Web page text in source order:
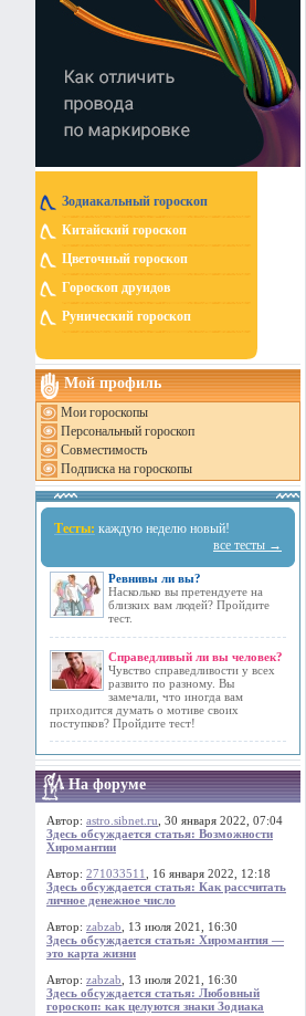
Зодиакальный гороскоп
Китайский гороскоп
Цветочный гороскоп
Гороскоп друидов
Рунический гороскоп
Мой профиль
Мои гороскопы
Персональный гороскоп
Совместимость
Подписка на гороскопы
Тесты: каждую неделю новый!
все тесты →
Ревнивы ли вы?
Насколько вы претендуете на
близких вам людей? Пройдите
тест.
Справедливый ли вы человек?
Чувство справедливости у всех
развито по разному. Вы
замечали, что иногда вам
приходится думать о мотиве своих
поступков? Пройдите тест!
На форуме
Автор: astro.sibnet.ru , 30 января 2022, 07:04
Здесь обсуждается статья: Возможности
Хиромантии
Автор: 271033511
, 16 января 2022, 12:18
Здесь обсуждается статья: Как рассчитать
личное денежное число
Автор: zabzab , 13 июля 2021, 16:30
Здесь обсуждается статья: Хиромантия —
это карта жизни
Автор: zabzab , 13 июля 2021, 16:30
Здесь обсуждается статья: Любовный
гороскоп: как целуются знаки Зодиака